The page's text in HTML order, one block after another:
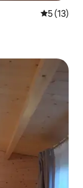
5 (13)